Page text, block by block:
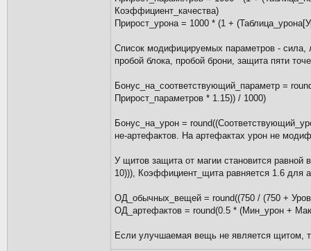
Коэффициент_качества)
Прирост_урона = 1000 * (1 +
Список модифицируемых параметров - сила,
пробой блока, пробой брони, защита пяти
Бонус_на_соответствующий_параметр =
Прирост_параметров * 1.15)) / 1000)
Бонус_на_урон =
не-артефактов. На артефактах урон не
У щитов защита от магии становится
10))), Коэффициент_щита равняется 1.6 для
ОД_обычных_вещей = round((750 / (750 +
ОД_артефактов = round(0.5 * (Мин_урон +
Если улучшаемая вещь не является щитом,